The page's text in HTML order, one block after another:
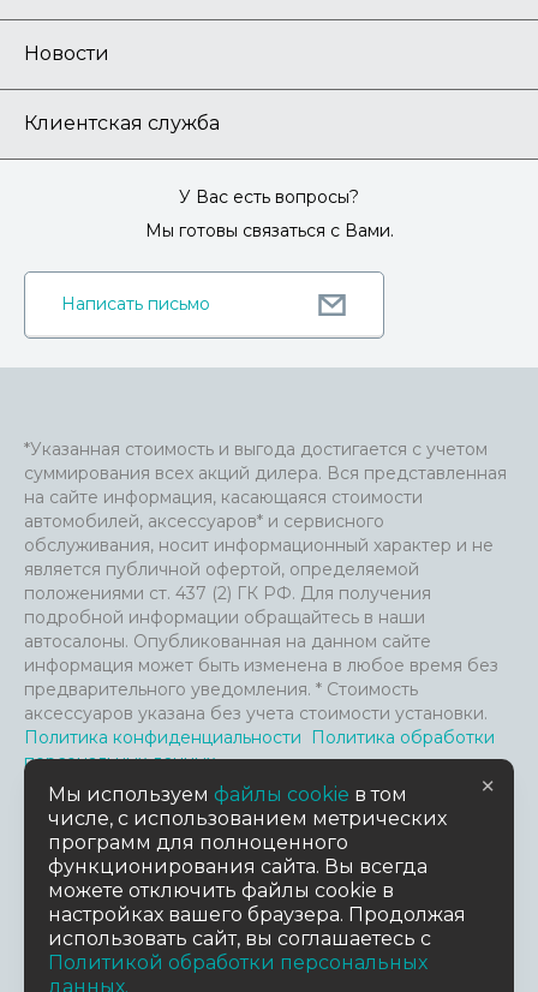
Новости
Клиентская служба
У Вас есть вопросы?
Мы готовы связаться с Вами.
Написать письмо
*Указанная стоимость и выгода достигается с учетом
суммирования всех акций дилера. Вся представленная
на сайте информация, касающаяся стоимости
автомобилей, аксессуаров* и сервисного
обслуживания, носит информационный характер и не
является публичной офертой, определяемой
положениями ст. 437 (2) ГК РФ. Для получения
подробной информации обращайтесь в наши
автосалоны. Опубликованная на данном сайте
информация может быть изменена в любое время без
предварительного уведомления. * Стоимость
аксессуаров указана без учета стоимости установки.
Политика конфиденциальности
Политика обработки
персональных данных
Файлы Cookie и анализ посещения сайта
Пользовательское соглашение
Согласие на обработку персональных данных
на предоставление данных третьим лицам
Работает на технологияхTradeDealer.ru
Дизайн сайта
Мы используем файлы cookie в том
числе, с использованием метрических
программ для полноценного
функционирования сайта. Вы всегда
можете отключить файлы cookie в
настройках вашего браузера. Продолжая
использовать сайт, вы соглашаетесь с
Политикой обработки персональных
данных.
×